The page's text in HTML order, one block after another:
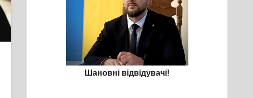
Шановні відвідувачі!